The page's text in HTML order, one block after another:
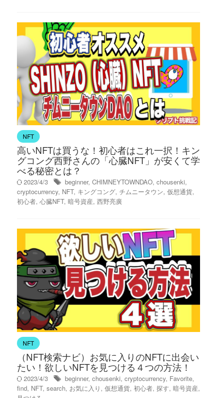
NFT
高いNFTは買うな！初心者はこれ一択！キン
グコング西野さんの「心臓NFT」が安くて学
べる秘密とは？
2023/4/3 beginner, CHIMNEYTOWNDAO, chousenki,
cryptocurrency, NFT, キングコング, チムニータウン, 仮想通貨,
初心者, 心臓NFT, 暗号資産, 西野亮廣
NFT
（NFT検索ナビ）お気に入りのNFTに出会い
たい！欲しいNFTを見つける４つの方法！
2023/4/3 beginner, chousenki, cryptocurrency, Favorite,
find, NFT, search, お気に入り , 仮想通貨, 初心者, 探す, 暗号資産,